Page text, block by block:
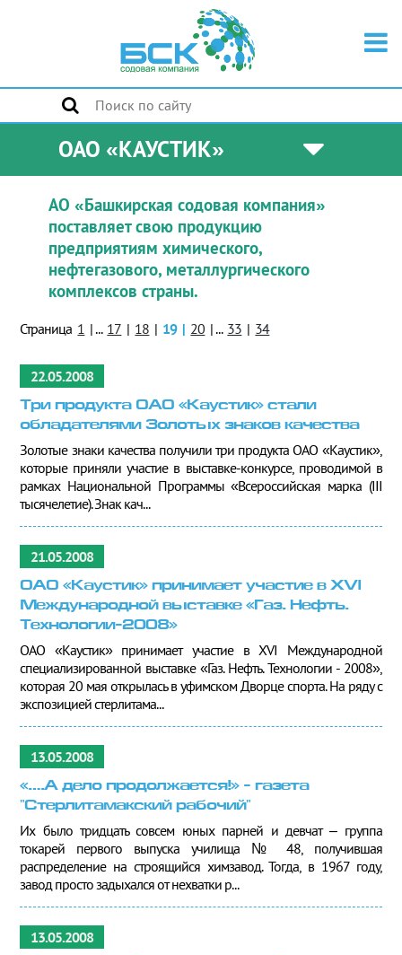
ОАО «КАУСТИК»
АО «Башкирская содовая компания»
поставляет свою продукцию
предприятиям химического,
нефтегазового, металлургического
комплексов страны.
Страница 1 | ... 17 | 18 | 19 | 20 | ... 33 | 34
22.05.2008
Три продукта ОАО «Каустик» стали
обладателями Золотых знаков качества
Золотые знаки качества получили три продукта ОАО «Каустик»,
которые приняли участие в выставке-конкурсе, проводимой в
рамках Национальной Программы «Всероссийская марка (III
тысячелетие). Знак кач...
21.05.2008
ОАО «Каустик» принимает участие в XVI
Международной выставке «Газ. Нефть.
Технологии-2008»
ОАО «Каустик» принимает участие в XVI Международной
специализированной выставке «Газ. Нефть. Технологии - 2008»,
которая 20 мая открылась в уфимском Дворце спорта. На ряду с
экспозицией стерлитама...
13.05.2008
«….А дело продолжается!» - газета
"Стерлитамакский рабочий"
Их было тридцать совсем юных парней и девчат – группа
токарей первого выпуска училища № 48, получившая
распределение на строящийся химзавод. Тогда, в 1967 году,
завод просто задыхался от нехватки р...
13.05.2008